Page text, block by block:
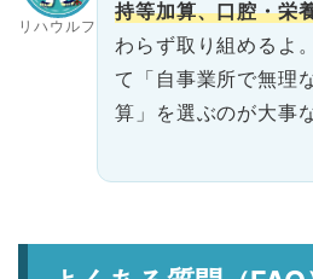
リハウルフ
持等加算、口腔・栄
わらず取り組めるよ
て「自事業所で無理
算」を選ぶのが大事